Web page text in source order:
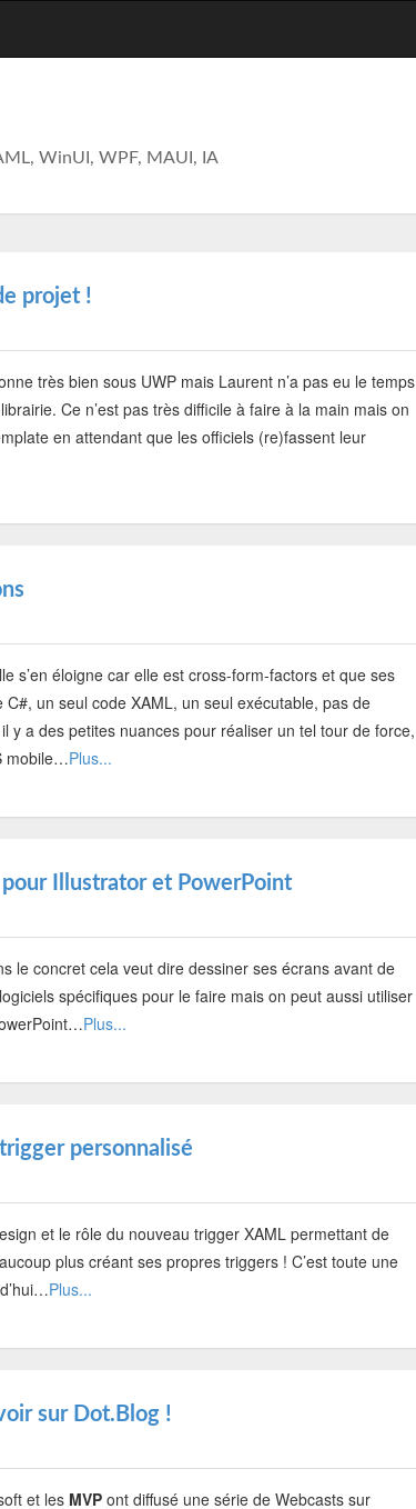
WinUI, WPF, MAUI, IA
projet !
très bien sous UWP mais Laurent n’a pas eu le temps
Ce n’est pas très difficile à faire à la main mais on
en attendant que les officiels (re)fassent leur
s’en éloigne car elle est cross-form-factors et que ses
un seul code XAML, un seul exécutable, pas de
y a des petites nuances pour réaliser un tel tour de force,
mobile…Plus...
Illustrator et PowerPoint
le concret cela veut dire dessiner ses écrans avant de
spécifiques pour le faire mais on peut aussi utiliser
Plus...
personnalisé
et le rôle du nouveau trigger XAML permettant de
plus créant ses propres triggers ! C’est toute une
Plus...
sur Dot.Blog !
et les MVP ont diffusé une série de Webcasts sur